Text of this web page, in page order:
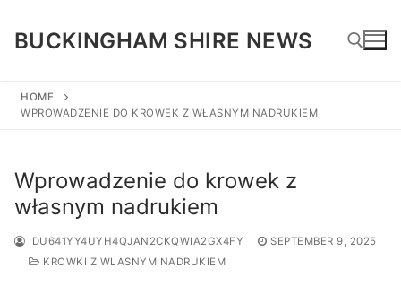
content
BUCKINGHAM SHIRE NEWS
Search for:
HOME
WPROWADZENIE DO KROWEK Z WŁASNYM NADRUKIEM
Wprowadzenie do krowek z
własnym nadrukiem
IDU641YY4UYH4QJAN2CKQWIA2GX4FY
SEPTEMBER 9, 2025
KROWKI Z WLASNYM NADRUKIEM